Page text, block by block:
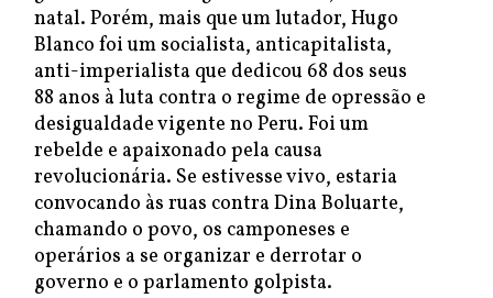
natal. Porém, mais que um lutador, Hugo
Blanco foi um socialista, anticapitalista,
anti-imperialista que dedicou 68 dos seus
88 anos à luta contra o regime de opressão e
desigualdade vigente no Peru. Foi um
rebelde e apaixonado pela causa
revolucionária. Se estivesse vivo, estaria
convocando às ruas contra Dina Boluarte,
chamando o povo, os camponeses e
operários a se organizar e derrotar o
governo e o parlamento golpista.